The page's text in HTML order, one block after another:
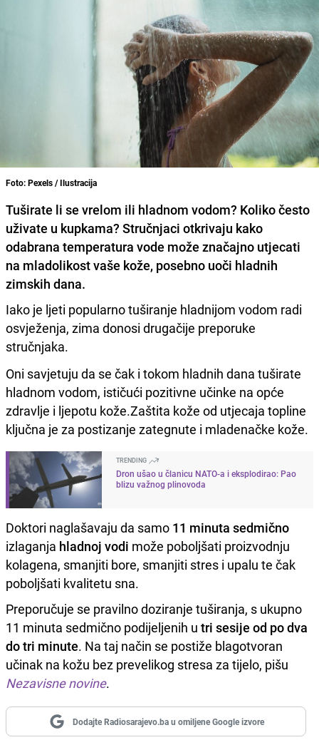
Foto: Pexels / Ilustracija
Tuširate li se vrelom ili hladnom vodom? Koliko često
uživate u kupkama? Stručnjaci otkrivaju kako
odabrana temperatura vode može značajno utjecati
na mladolikost vaše kože, posebno uoči hladnih
zimskih dana.
Iako je ljeti popularno tuširanje hladnijom vodom radi
osvježenja, zima donosi drugačije preporuke
stručnjaka.
Oni savjetuju da se čak i tokom hladnih dana tuširate
hladnom vodom, ističući pozitivne učinke na opće
zdravlje i ljepotu kože.Zaštita kože od utjecaja topline
ključna je za postizanje zategnute i mladenačke kože.
TRENDING
Dron ušao u članicu NATO-a i eksplodirao: Pao
blizu važnog plinovoda
Doktori naglašavaju da samo 11 minuta sedmično
izlaganja hladnoj vodi može poboljšati proizvodnju
kolagena, smanjiti bore, smanjiti stres i upalu te čak
poboljšati kvalitetu sna.
Preporučuje se pravilno doziranje tuširanja, s ukupno
11 minuta sedmično podijeljenih u tri sesije od po dva
do tri minute. Na taj način se postiže blagotvoran
učinak na kožu bez prevelikog stresa za tijelo, pišu
Nezavisne novine.
Dodajte Radiosarajevo.ba u omiljene Google izvore